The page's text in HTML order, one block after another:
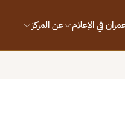
في الإعلام عن المركز